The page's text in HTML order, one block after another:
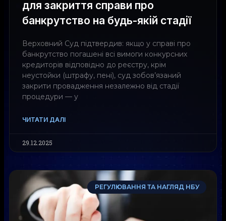
для закриття справи про
банкрутство на будь-якій стадії
Верховний Суд підтвердив: якщо у справі про
банкрутство погашені всі вимоги конкурсних
кредиторів відповідно до реєстру, крім
неустойки (штрафу, пені), суд зобов’язаний
закрити провадження незалежно від стадії
процедури — у
ЧИТАТИ ДАЛІ
29.12.2025
РЕГУЛЮВАННЯ ТА НАГЛЯД НБУ